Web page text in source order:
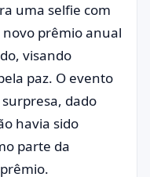
uma selfie com
prêmio anual
visando
paz. O evento
dado
havia sido
parte da